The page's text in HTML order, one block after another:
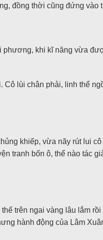
đồng thời cũng đứng vào
khi kĩ năng vừa
lùi chân phải, linh thể
khiếp, vừa nãy rút lui
tranh bốn ô, thể nào tác
trên ngai vàng lâu lắm
hành động của Lâm